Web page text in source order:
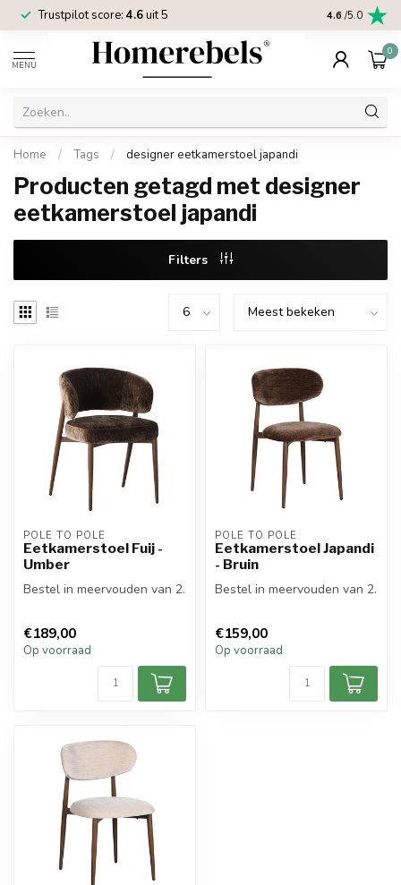
Trustpilot score: 4.6uit 5 2 jaar
4.6 /5.0
MENU
0
Home / Tags / designer eetkamerstoel japandi
Producten getagd met designer
eetkamerstoel japandi
Filters
POLE TO POLE
Eetkamerstoel Fuij -
Umber
Bestel in meervouden van 2.
€189,00
Op voorraad
POLE TO POLE
Eetkamerstoel Japandi
- Bruin
Bestel in meervouden van 2.
€159,00
Op voorraad